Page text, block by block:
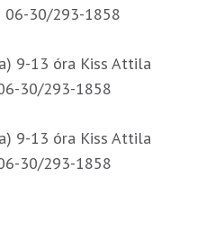
1858
9-13 óra Kiss Attila
1858
9-13 óra Kiss Attila
1858